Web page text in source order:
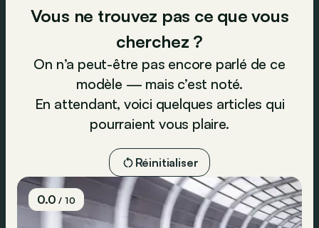
Vous ne trouvez pas ce que vous
cherchez ?
On n’a peut-être pas encore parlé de ce
modèle — mais c’est noté.
En attendant, voici quelques articles qui
pourraient vous plaire.
Réinitialiser
0.0/ 10